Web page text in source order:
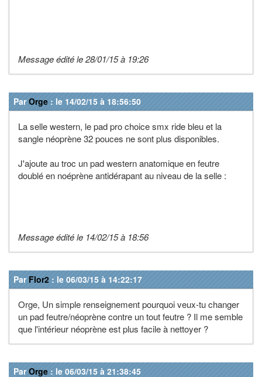
Message édité le 28/01/15 à 19:26
ParOrge : le 14/02/15 à 18:56:50
La selle western, le pad pro choice smx ride bleu et la
sangle néoprène 32 pouces ne sont plus disponibles.
J'ajoute au troc un pad western anatomique en feutre
doublé en noéprène antidérapant au niveau de la selle :
Message édité le 14/02/15 à 18:56
Par Flor2 : le 06/03/15 à 14:22:17
Orge, Un simple renseignement pourquoi veux-tu changer
un pad feutre/néoprène contre un tout feutre ? Il me semble
que l'intérieur néoprène est plus facile à nettoyer ?
ParOrge : le 06/03/15 à 21:38:45